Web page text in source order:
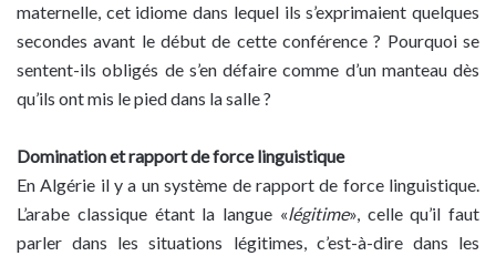
maternelle, cet idiome dans lequel ils s’exprimaient quelques
secondes avant le début de cette conférence ? Pourquoi se
sentent-ils obligés de s’en défaire comme d’un manteau dès
qu’ils ont mis le pied dans la salle ?
Domination et rapport de force linguistique
En Algérie il y a un système de rapport de force linguistique.
L’arabe classique étant la langue «légitime», celle qu’il faut
parler dans les situations légitimes, c’est-à-dire dans les